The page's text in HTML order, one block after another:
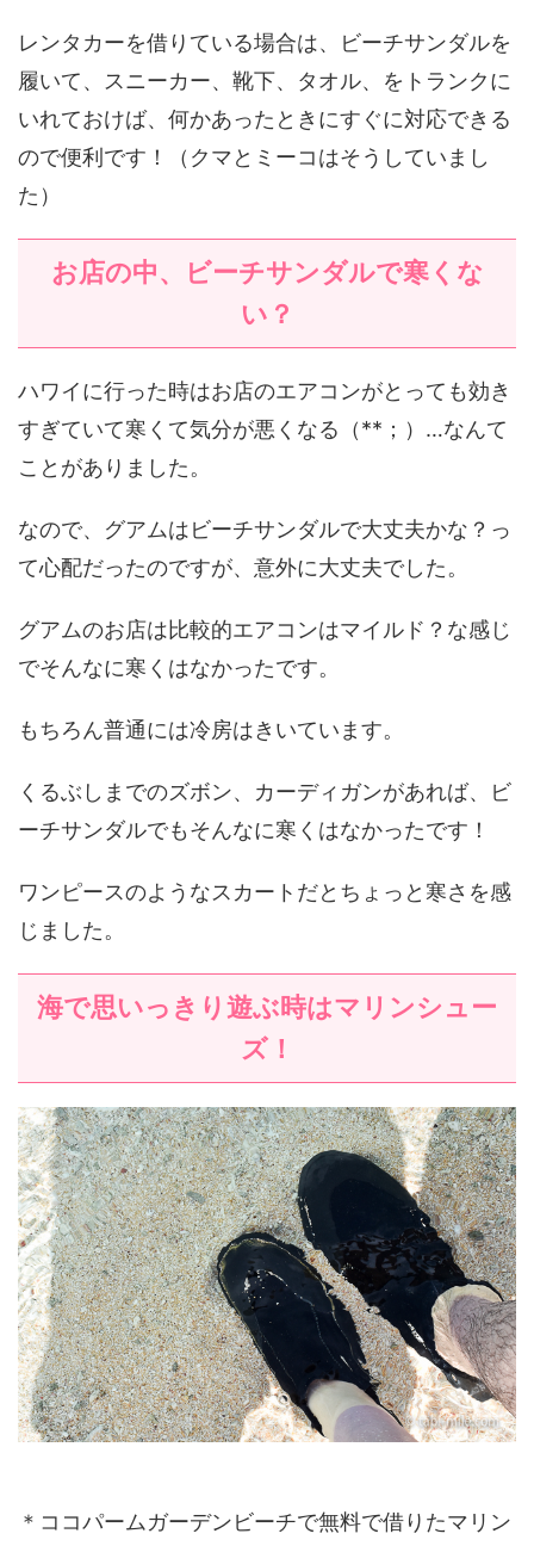
レンタカーを借りている場合は、ビーチサンダルを
履いて、スニーカー、靴下、タオル、をトランクに
いれておけば、何かあったときにすぐに対応できる
ので便利です！（クマとミーコはそうしていまし
た）
お店の中、ビーチサンダルで寒くな
い？
ハワイに行った時はお店のエアコンがとっても効き
すぎていて寒くて気分が悪くなる（**；）…なんて
ことがありました。
なので、グアムはビーチサンダルで大丈夫かな？っ
て心配だったのですが、意外に大丈夫でした。
グアムのお店は比較的エアコンはマイルド？な感じ
でそんなに寒くはなかったです。
もちろん普通には冷房はきいています。
くるぶしまでのズボン、カーディガンがあれば、ビ
ーチサンダルでもそんなに寒くはなかったです！
ワンピースのようなスカートだとちょっと寒さを感
じました。
海で思いっきり遊ぶ時はマリンシュー
ズ！
＊ココパームガーデンビーチで無料で借りたマリン